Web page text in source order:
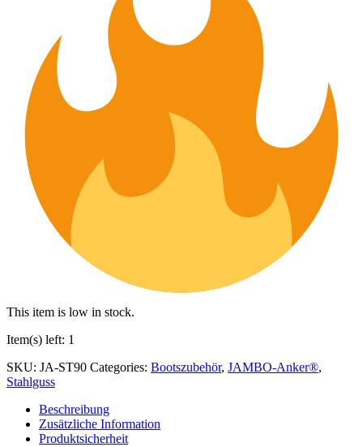
This item is low in stock.
Item(s) left: 1
SKU: JA-ST90 Categories: Bootszubehör, JAMBO-Anker®,
Stahlguss
Beschreibung
Zusätzliche Information
Produktsicherheit